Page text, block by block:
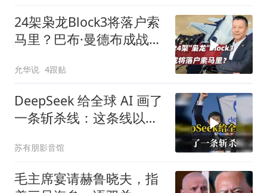
24架枭龙Block3将落户索
马里？巴布·曼德布成战略
允华说 4跟贴
DeepSeek 给全球 AI 画了
一条斩杀线：这条线以下
苏有朋影音馆
毛主席宴请赫鲁晓夫，指